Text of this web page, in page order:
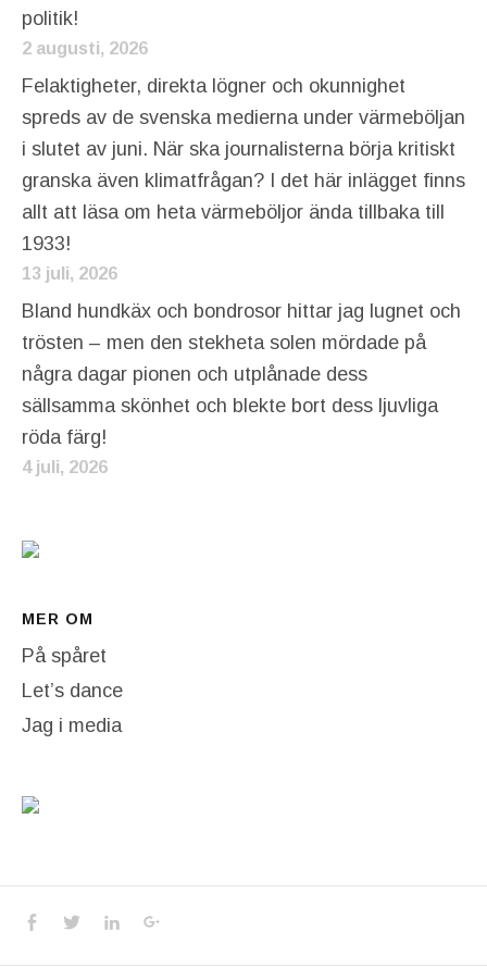
politik!
2 augusti, 2026
Felaktigheter, direkta lögner och okunnighet
spreds av de svenska medierna under värmeböljan
i slutet av juni. När ska journalisterna börja kritiskt
granska även klimatfrågan? I det här inlägget finns
allt att läsa om heta värmeböljor ända tillbaka till
1933!
13 juli, 2026
Bland hundkäx och bondrosor hittar jag lugnet och
trösten – men den stekheta solen mördade på
några dagar pionen och utplånade dess
sällsamma skönhet och blekte bort dess ljuvliga
röda färg!
4 juli, 2026
MER OM
På spåret
Let’s dance
Jag i media
Social Media Profiles
Facebook
TwitterLinkedIn